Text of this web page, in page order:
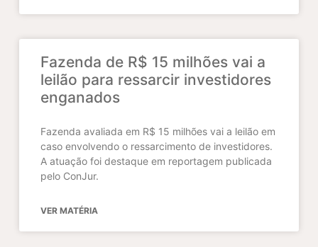
Fazenda de R$ 15 milhões vai a
leilão para ressarcir investidores
enganados
Fazenda avaliada em R$ 15 milhões vai a leilão em
caso envolvendo o ressarcimento de investidores.
A atuação foi destaque em reportagem publicada
pelo ConJur.
VER MATÉRIA